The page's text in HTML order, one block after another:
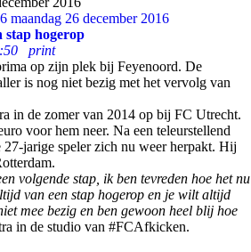
maandag 26 december 2016
stap hogerop
print
op zijn plek bij Feyenoord. De
is nog niet bezig met het vervolg van
in de zomer van 2014 op bij FC Utrecht.
voor hem neer. Na een teleurstellend
27-jarige speler zich nu weer herpakt. Hij
volgende stap, ik ben tevreden hoe het nu
van een stap hogerop en je wilt altijd
mee bezig en ben gewoon heel blij hoe
in de studio van #FCAfkicken.